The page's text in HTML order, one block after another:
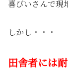
喜びいさんで現
しかし・・・
田舎者には